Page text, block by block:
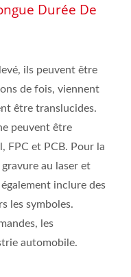
Durée De
ils peuvent être
de fois, viennent
être translucides.
peuvent être
FPC et PCB. Pour la
au laser et
inclure des
les symboles.
les
automobile.